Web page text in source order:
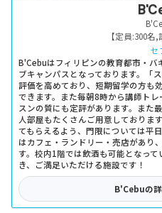
【定員:300名,
セ
B'Cebuはフィリピンの教育都市・バ
ブキャンパスとなっております。「
評価を高めており、短期留学の方も
できます。また毎朝8時から講師ト
スンの質にも定評があります。また
人部屋もたくさんご用意しておりま
てもらえるよう、門限については平
はカフェ・ランドリー・売店があり
す。校内1階では飲酒も可能となっ
き、ご満足いただける施設です！
B'Cebuの